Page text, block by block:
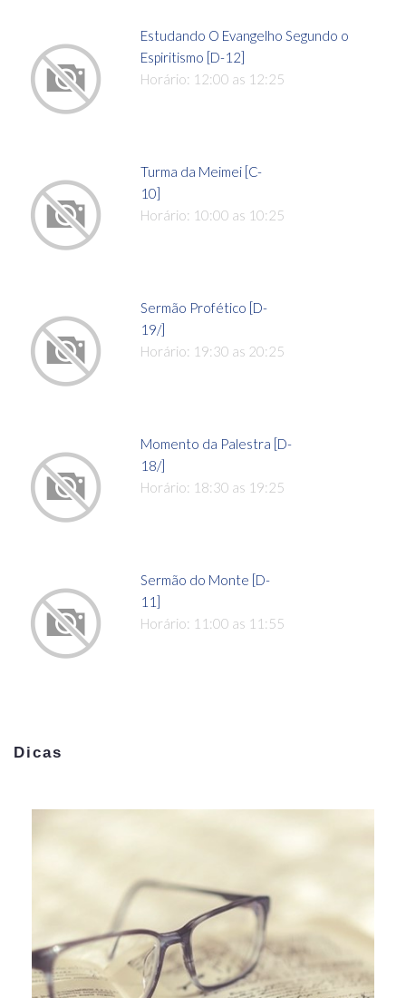
Estudando O Evangelho Segundo o
Espiritismo [D-12]
Horário: 12:00 as 12:25
Turma da Meimei [C-
10]
Horário: 10:00 as 10:25
Sermão Profético [D-
19/]
Horário: 19:30 as 20:25
Momento da Palestra [D-
18/]
Horário: 18:30 as 19:25
Sermão do Monte [D-
11]
Horário: 11:00 as 11:55
Dicas